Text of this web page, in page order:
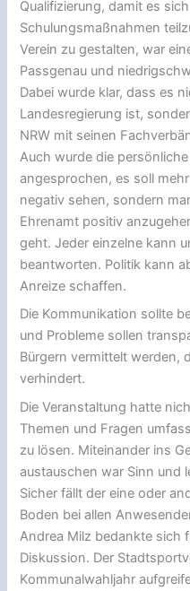
Qualifizierung, damit es
Schulungsmaßnahmen
Verein zu gestalten, war
Passgenau und
Dabei wurde klar, dass es
Landesregierung ist,
NRW mit seinen
Auch wurde die
angesprochen, es soll
negativ sehen, sondern
Ehrenamt positiv
geht. Jeder einzelne kann
beantworten. Politik kann
Anreize schaffen.
Die Kommunikation sollte
und Probleme sollen
Bürgern vermittelt werden,
verhindert.
Die Veranstaltung hatte
Themen und Fragen
zu lösen. Miteinander ins
austauschen war Sinn und
Sicher fällt der eine oder
Boden bei allen
Andrea Milz bedankte sich
Diskussion. Der
Kommunalwahljahr